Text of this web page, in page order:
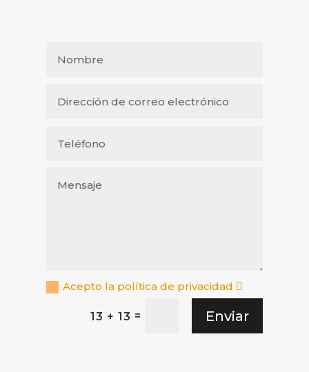
Acepto la política de privacidad
13 + 13 = Enviar